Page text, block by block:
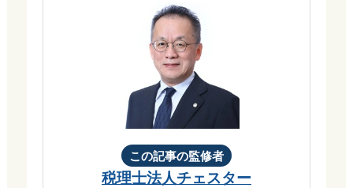
この記事の監修者
税理士法人チェスター